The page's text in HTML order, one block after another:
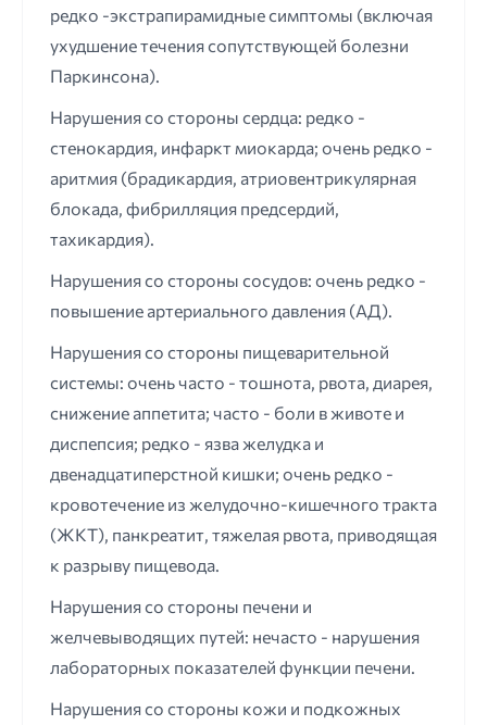
редко -экстрапирамидные симптомы (включая
ухудшение течения сопутствующей болезни
Паркинсона).
Нарушения со стороны сердца: редко -
стенокардия, инфаркт миокарда; очень редко -
аритмия (брадикардия, атриовентрикулярная
блокада, фибрилляция предсердий,
тахикардия).
Нарушения со стороны сосудов: очень редко -
повышение артериального давления (АД).
Нарушения со стороны пищеварительной
системы: очень часто - тошнота, рвота, диарея,
снижение аппетита; часто - боли в животе и
диспепсия; редко - язва желудка и
двенадцатиперстной кишки; очень редко -
кровотечение из желудочно-кишечного тракта
(ЖКТ), панкреатит, тяжелая рвота, приводящая
к разрыву пищевода.
Нарушения со стороны печени и
желчевыводящих путей: нечасто - нарушения
лабораторных показателей функции печени.
Нарушения со стороны кожи и подкожных